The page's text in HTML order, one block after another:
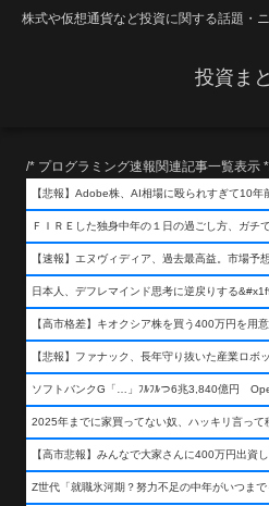
株式や仮想通貨など投資に関する話題・
投資ま
/* プログラミング速報関連記事一覧表示
【悲報】Adobe株、AI相場に殴られすぎて10
ＦＩＲＥした独身中年の１日の過ごし方、ガチ
【速報】エヌヴィディア、過去最高益。市場
日本人、デフレマインド思考に逆戻りする
ソフトバンクG「…」ﾌﾙﾌﾙつ6兆3,840億円